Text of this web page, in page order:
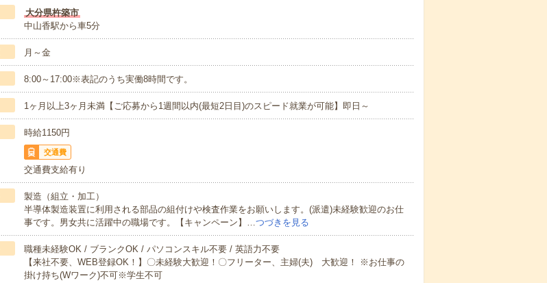
大分県杵築市
中山香駅から車5分
月～金
8:00～17:00※表記のうち実働8時間です。
1ヶ月以上3ヶ月未満【ご応募から1週間以内(最短2日目)のスピード就業が可能】即日～
時給1150円
交通費
交通費支給有り
製造（組立・加工）
半導体製造装置に利用される部品の組付けや検査作業をお願いします。(派遣)未経験歓迎のお仕
事です。男女共に活躍中の職場です。【キャンペーン】…つづきを見る
職種未経験OK / ブランクOK / パソコンスキル不要 / 英語力不要
【来社不要、WEB登録OK！】〇未経験大歓迎！〇フリーター、主婦(夫) 大歓迎！ ※お仕事の
掛け持ち(Wワーク)不可※学生不可